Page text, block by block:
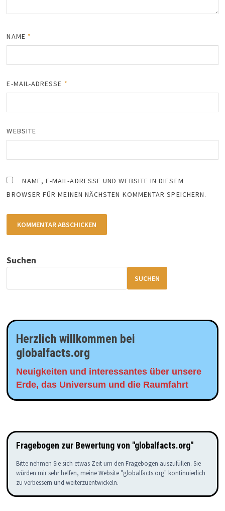
NAME *
E-MAIL-ADRESSE *
WEBSITE
NAME, E-MAIL-ADRESSE UND WEBSITE IN DIESEM
BROWSER FÜR MEINEN NÄCHSTEN KOMMENTAR SPEICHERN.
Suchen
SUCHEN
Herzlich willkommen bei
globalfacts.org
Neuigkeiten und interessantes über unsere
Erde, das Universum und die Raumfahrt
Fragebogen zur Bewertung von "globalfacts.org"
Bitte nehmen Sie sich etwas Zeit um den Fragebogen auszufüllen. Sie
würden mir sehr helfen, meine Website "globalfacts.org" kontinuierlich
zu verbessern und weiterzuentwickeln.